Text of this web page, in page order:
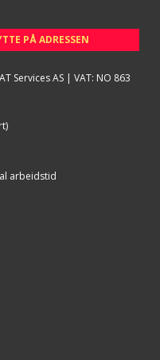
PÅ ADRESSEN
Services AS | VAT: NO 863
arbeidstid